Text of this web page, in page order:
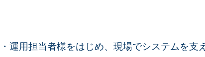
運用担当者様をはじめ、現場でシステムを支